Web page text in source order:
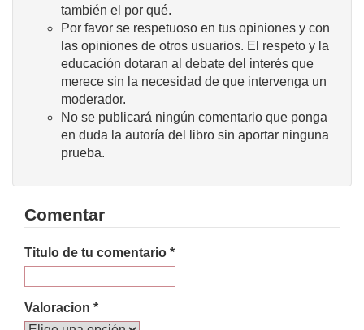
también el por qué.
Por favor se respetuoso en tus opiniones y con
las opiniones de otros usuarios. El respeto y la
educación dotaran al debate del interés que
merece sin la necesidad de que intervenga un
moderador.
No se publicará ningún comentario que ponga
en duda la autoría del libro sin aportar ninguna
prueba.
Comentar
Titulo de tu comentario *
Valoracion *